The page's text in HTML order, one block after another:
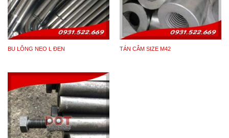
BU LÔNG NEO L ĐEN TÁN CÂM SIZE M42